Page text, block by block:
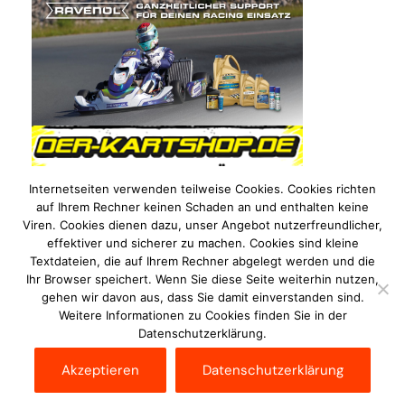
Impressum Datenschutzerklärung
Disclaimer
Kontakt
Internetseiten verwenden teilweise Cookies. Cookies richten
auf Ihrem Rechner keinen Schaden an und enthalten keine
Viren. Cookies dienen dazu, unser Angebot nutzerfreundlicher,
effektiver und sicherer zu machen. Cookies sind kleine
Textdateien, die auf Ihrem Rechner abgelegt werden und die
Ihr Browser speichert. Wenn Sie diese Seite weiterhin nutzen,
gehen wir davon aus, dass Sie damit einverstanden sind.
Weitere Informationen zu Cookies finden Sie in der
Datenschutzerklärung.
Akzeptieren Datenschutzerklärung